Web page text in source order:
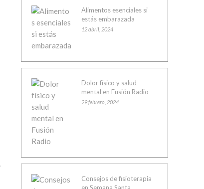
Alimentos esenciales si
estás embarazada
12 abril, 2024
Dolor físico y salud
mental en Fusión Radio
29 febrero, 2024
Consejos de fisioterapia
en Semana Santa